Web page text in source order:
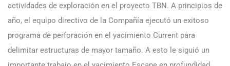
actividades de exploración en el proyecto TBN. A principios de
año, el equipo directivo de la Compañía ejecutó un exitoso
programa de perforación en el yacimiento Current para
delimitar estructuras de mayor tamaño. A esto le siguió un